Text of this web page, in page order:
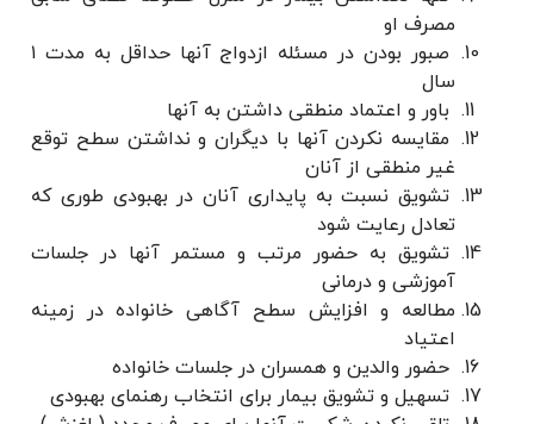
مصرف او
صبور بودن در مسئله ازدواج آنها حداقل به مدت ۱
سال
باور و اعتماد منطقی داشتن به آنها
مقایسه نکردن آنها با دیگران و نداشتن سطح توقع
غیر منطقی از آنان
تشویق نسبت به پایداری آنان در بهبودی طوری که
تعادل رعایت شود
تشویق به حضور مرتب و مستمر آنها در جلسات
آموزشی و درمانی
مطالعه و افزایش سطح آگاهی خانواده در زمینه
اعتیاد
حضور والدین و همسران در جلسات خانواده
تسهیل و تشویق بیمار برای انتخاب رهنمای بهبودی